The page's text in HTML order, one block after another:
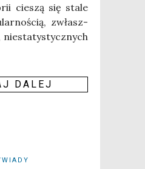
cie­szą się sta­le
zwłasz­
nie­sta­ty­stycz­nych
DALEJ